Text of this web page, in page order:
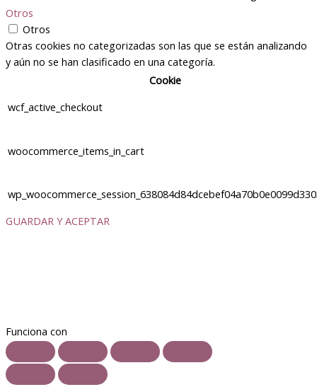
Otros
Otros
Otras cookies no categorizadas son las que se están analizando
y aún no se han clasificado en una categoría.
Cookie
wcf_active_checkout
woocommerce_items_in_cart
GUARDAR Y ACEPTAR
Funciona con